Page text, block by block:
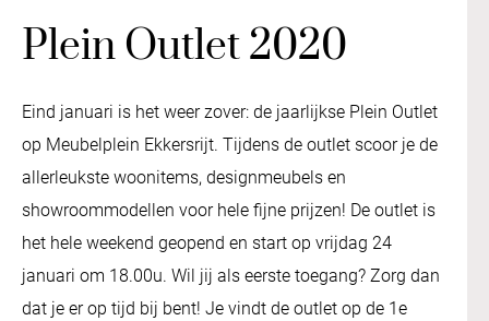
Plein Outlet 2020
Eind januari is het weer zover: de jaarlijkse Plein Outlet
op Meubelplein Ekkersrijt. Tijdens de outlet scoor je de
allerleukste woonitems, designmeubels en
showroommodellen voor hele fijne prijzen! De outlet is
het hele weekend geopend en start op vrijdag 24
januari om 18.00u. Wil jij als eerste toegang? Zorg dan
dat je er op tijd bij bent! Je vindt de outlet op de 1e